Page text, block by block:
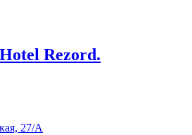
Rezord.
27/А